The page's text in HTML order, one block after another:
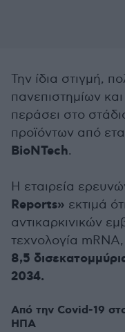
Την ίδια στιγμή,
πανεπιστημίων
περάσει στο
προϊόντων από
BioNTech.
Η εταιρεία
Reports» εκτιμά
αντικαρκινικών
τεχνολογία
8,5
2034.
Από την Covid-19
ΗΠΑ